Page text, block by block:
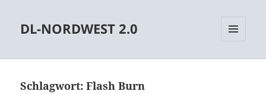
DL-NORDWEST 2.0
Schlagwort:Flash Burn